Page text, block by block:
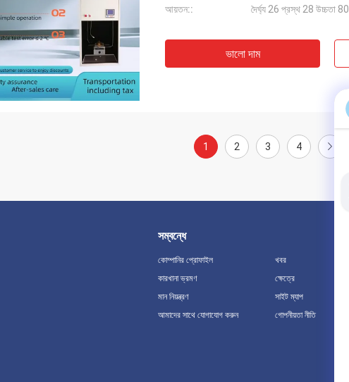
আয়তন::
দৈর্ঘ্য 26 প্রস্থ 28 উচ্চতা 80
ভালো দাম
1 2 3 4
সম্বন্ধে
কোম্পানির প্রোফাইল
কারখানা ভ্রমণ
মান নিয়ন্ত্রণ
আমাদের সাথে যোগাযোগ করুন
খবর
ক্ষেত্রে
সাইট ম্যাপ
গোপনীয়তা নীতি